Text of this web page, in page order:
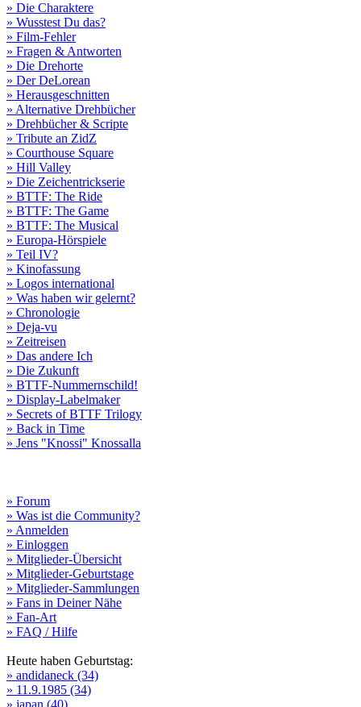
» Die Charaktere
» Wusstest Du das?
» Film-Fehler
» Fragen & Antworten
» Die Drehorte
» Der DeLorean
» Herausgeschnitten
» Alternative Drehbücher
» Drehbücher & Scripte
» Tribute an ZidZ
» Courthouse Square
» Hill Valley
» Die Zeichentrickserie
» BTTF: The Ride
» BTTF: The Game
» BTTF: The Musical
» Europa-Hörspiele
» Teil IV?
» Kinofassung
» Logos international
» Was haben wir gelernt?
» Chronologie
» Deja-vu
» Zeitreisen
» Das andere Ich
» Die Zukunft
» BTTF-Nummernschild!
» Display-Labelmaker
» Secrets of BTTF Trilogy
» Back in Time
» Jens "Knossi" Knossalla
» Forum
» Was ist die Community?
» Anmelden
» Einloggen
» Mitglieder-Übersicht
» Mitglieder-Geburtstage
» Mitglieder-Sammlungen
» Fans in Deiner Nähe
» Fan-Art
» FAQ / Hilfe
Heute haben Geburtstag:
» andidaneck (34)
» 11.9.1985 (34)
» japan (40)